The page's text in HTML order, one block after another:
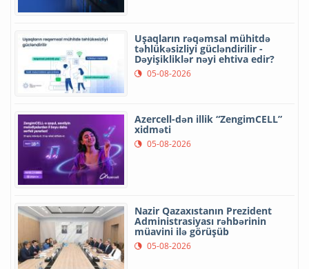
Uşaqların rəqəmsal mühitdə
təhlükəsizliyi gücləndirilir -
Dəyişikliklər nəyi ehtiva edir?
05-08-2026
Azercell-dən illik “ZengimCELL”
xidməti
05-08-2026
Nazir Qazaxıstanın Prezident
Administrasiyası rəhbərinin
müavini ilə görüşüb
05-08-2026